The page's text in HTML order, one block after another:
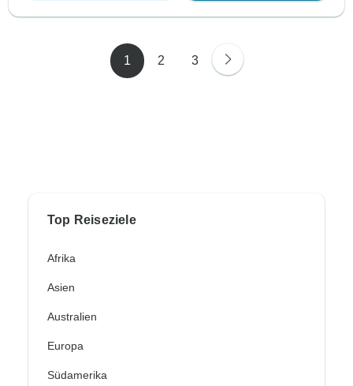
1 2 3
Top Reiseziele
Afrika
Asien
Australien
Europa
Südamerika